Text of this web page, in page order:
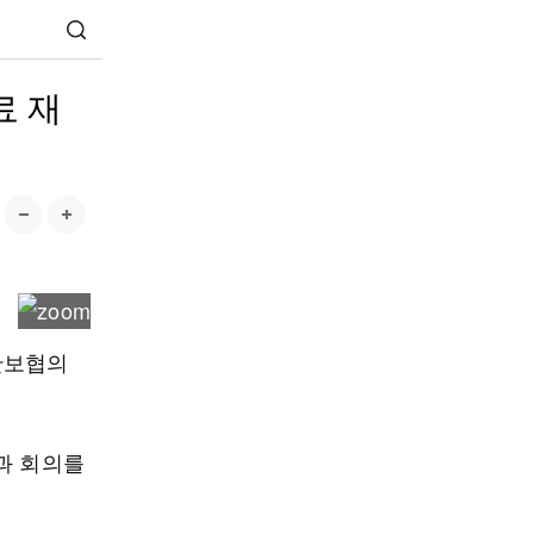
재
협의
회의를